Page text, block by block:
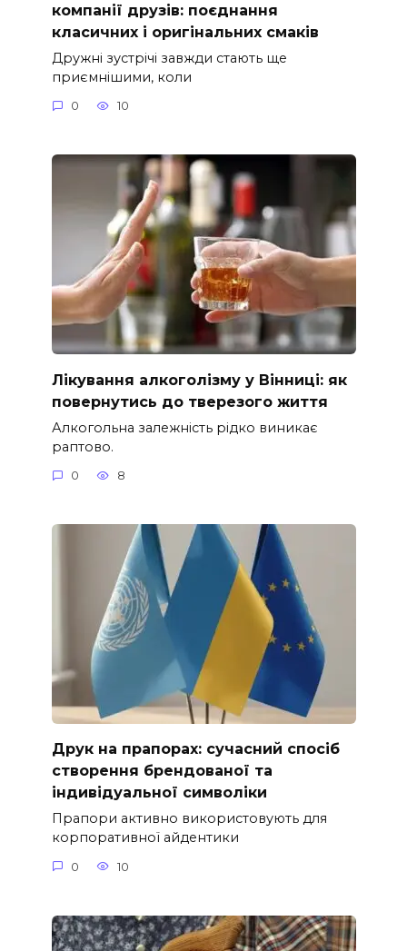
компанії друзів: поєднання
класичних і оригінальних смаків
Дружні зустрічі завжди стають ще
приємнішими, коли
0 10
Лікування алкоголізму у Вінниці: як
повернутись до тверезого життя
Алкогольна залежність рідко виникає
раптово.
0 8
Друк на прапорах: сучасний спосіб
створення брендованої та
індивідуальної символіки
Прапори активно використовують для
корпоративної айдентики
0 10